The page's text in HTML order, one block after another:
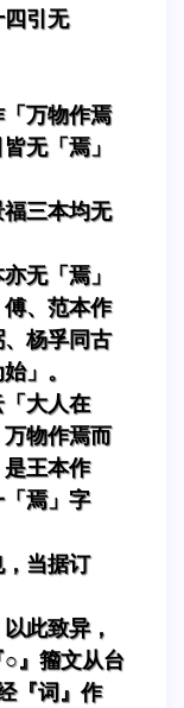
四引无
万物作焉
无「焉」
三本均无
无「焉」
、范本作
、杨孚同古
」。
大人在
万物作焉而
王本作
「焉」字
当据订
此致异，
』籀文从台
『词』作